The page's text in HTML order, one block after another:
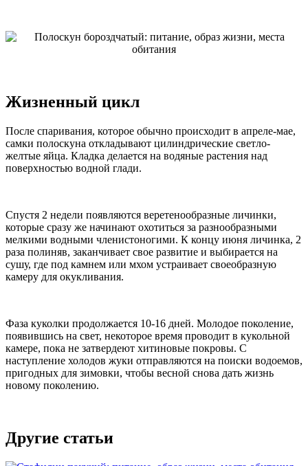
Жизненный цикл
После спаривания, которое обычно происходит в апреле-мае,
самки полоскуна откладывают цилиндрические светло-
желтые яйца. Кладка делается на водяные растения над
поверхностью водной глади.
Спустя 2 недели появляются веретенообразные личинки,
которые сразу же начинают охотиться за разнообразными
мелкими водными членистоногими. К концу июня личинка, 2
раза полиняв, заканчивает свое развитие и выбирается на
сушу, где под камнем или мхом устраивает своеобразную
камеру для окукливания.
Фаза куколки продолжается 10-16 дней. Молодое поколение,
появившись на свет, некоторое время проводит в кукольной
камере, пока не затвердеют хитиновые покровы. С
наступление холодов жуки отправляются на поиски водоемов,
пригодных для зимовки, чтобы весной снова дать жизнь
новому поколению.
Другие статьи